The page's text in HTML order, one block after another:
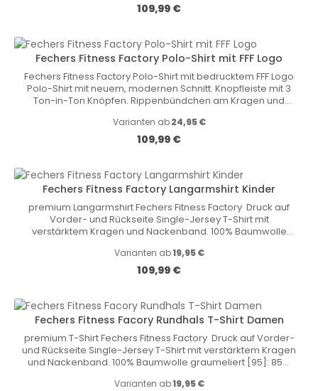
Regulärer Preis:
109,99 €
Fechers Fitness Factory Polo-Shirt mit FFF Logo
Fechers Fitness Factory Polo-Shirt mit bedrucktem FFF Logo
Polo-Shirt mit neuem, modernen Schnitt. Knopfleiste mit 3
Ton-in-Ton Knöpfen. Rippenbündchen am Kragen und
Varianten ab24,95 €
Regulärer Preis:
109,99 €
Fechers Fitness Factory Langarmshirt Kinder
premium Langarmshirt Fechers Fitness Factory Druck auf
Vorder- und Rückseite Single-Jersey T-Shirt mit
verstärktem Kragen und Nackenband. 100% Baumwolle
g/m2
Varianten ab19,95 €
Regulärer Preis:
109,99 €
Fechers Fitness Facory Rundhals T-Shirt Damen
premium T-Shirt Fechers Fitness Factory Druck auf Vorder-
und Rückseite Single-Jersey T-Shirt mit verstärktem Kragen
und Nackenband. 100% Baumwolle graumeliert [95]: 85%
Varianten ab19,95 €